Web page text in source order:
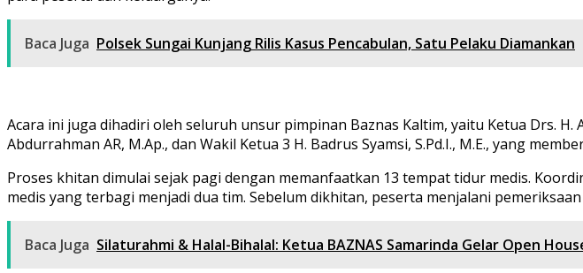
Baca Juga Polsek Sungai Kunjang Rilis Kasus Pencabulan, Satu Pelaku Diamankan
Acara ini juga dihadiri oleh seluruh unsur pimpinan Baznas Kaltim, yaitu Ketua Drs. H.
Abdurrahman AR, M.Ap., dan Wakil Ketua 3 H. Badrus Syamsi, S.Pd.I., M.E., yang
Proses khitan dimulai sejak pagi dengan memanfaatkan 13 tempat tidur medis.
medis yang terbagi menjadi dua tim. Sebelum dikhitan, peserta menjalani
Baca Juga Silaturahmi & Halal-Bihalal: Ketua BAZNAS Samarinda Gelar Open